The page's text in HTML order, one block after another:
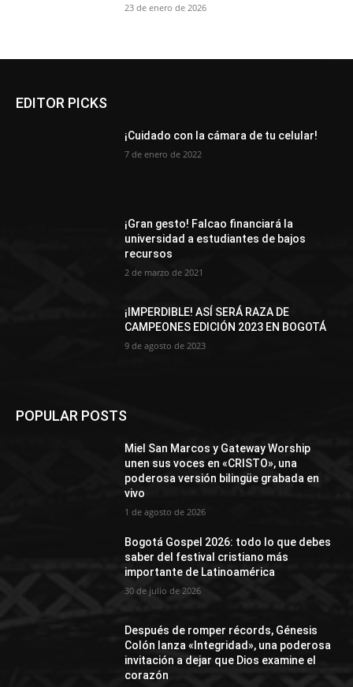
23 de enero de 2026
EDITOR PICKS
¡Cuidado con la cámara de tu celular!
7 de enero de 2022
¡Gran gesto! Falcao financiará la
universidad a estudiantes de bajos
recursos
2 de marzo de 2021
¡IMPERDIBLE! ASÍ SERÁ RAZA DE
CAMPEONES EDICIÓN 2023 EN BOGOTÁ
9 de agosto de 2023
POPULAR POSTS
Miel San Marcos y Gateway Worship
unen sus voces en «CRISTO», una
poderosa versión bilingüe grabada en
vivo
1 de agosto de 2026
Bogotá Gospel 2026: todo lo que debes
saber del festival cristiano más
importante de Latinoamérica
30 de julio de 2026
Después de romper récords, Génesis
Colón lanza «Integridad», una poderosa
invitación a dejar que Dios examine el
corazón